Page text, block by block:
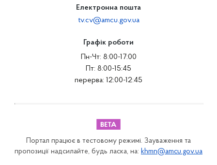
Електронна пошта
tv.cv@amcu.gov.ua
Графік роботи
Пн-Чт: 8:00-17:00
Пт: 8:00-15:45
перерва: 12:00-12:45
Портал працює в тестовому режимі. Зауваження та
пропозиції надсилайте, будь ласка, на: khmn@amcu.gov.ua